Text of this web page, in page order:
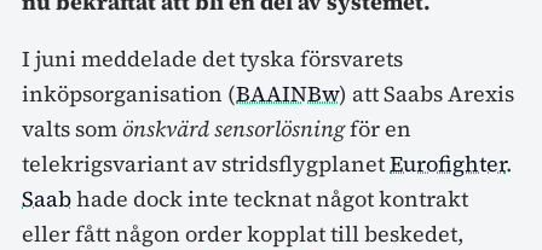
I juni meddelade det tyska försvarets
inköpsorganisation (BAAINBw) att Saabs Arexis
valts somönskvärd sensorlösningför en
telekrigsvariant av stridsflygplanetEurofighter.
Saabhade dock inte tecknat något kontrakt
eller fått någon order kopplat till beskedet,